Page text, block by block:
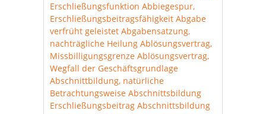
Erschließungsfunktion Abbiegespur,
Erschließungsbeitragsfähigkeit Abgabe
verfrüht geleistet Abgabensatzung,
nachträgliche Heilung Ablösungsvertrag,
Missbilligungsgrenze Ablösungsvertrag,
Wegfall der Geschäftsgrundlage
Abschnittbildung, natürliche
Betrachtungsweise Abschnittsbildung
Erschließungsbeitrag Abschnittsbildung